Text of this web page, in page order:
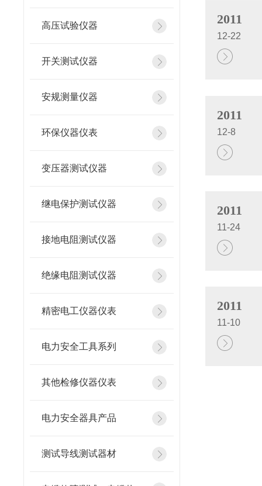
高压试验仪器
开关测试仪器
安规测量仪器
环保仪器仪表
变压器测试仪器
继电保护测试仪器
接地电阻测试仪器
绝缘电阻测试仪器
精密电工仪器仪表
电力安全工具系列
其他检修仪器仪表
电力安全器具产品
测试导线测试器材
2011
12-22
2011
12-8
2011
11-24
2011
11-10